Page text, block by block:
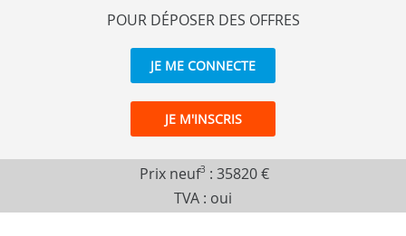
POUR DÉPOSER DES OFFRES
JE ME CONNECTE
JE M'INSCRIS
Prix neuf3 : 35820 €
TVA : oui